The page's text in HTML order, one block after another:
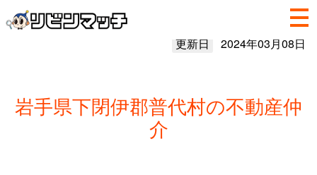
更新日 2024年03月08日
岩手県下閉伊郡普代村の不動産仲
介